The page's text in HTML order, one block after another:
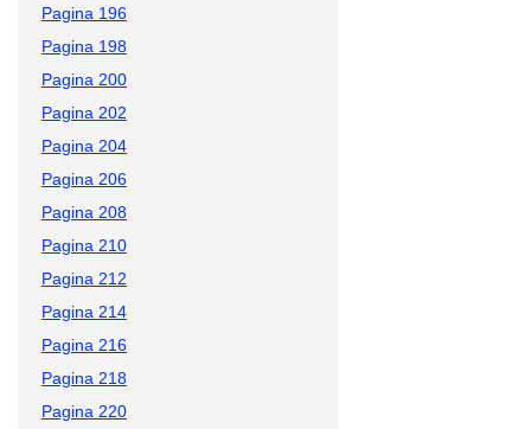
Pagina 196
Pagina 198
Pagina 200
Pagina 202
Pagina 204
Pagina 206
Pagina 208
Pagina 210
Pagina 212
Pagina 214
Pagina 216
Pagina 218
Pagina 220